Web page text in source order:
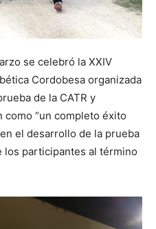
se celebró la XXIV
Cordobesa organizada
de la CATR y
como “un completo éxito
el desarrollo de la prueba
los participantes al término